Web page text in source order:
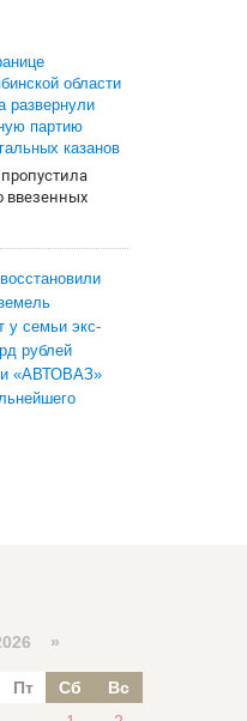
области
развернули
партию
казанов
ввезенных
у семьи экс-
рублей
и «АВТОВАЗ»
»
Пт Сб
Вс